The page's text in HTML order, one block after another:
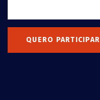
QUERO PARTICIPAR